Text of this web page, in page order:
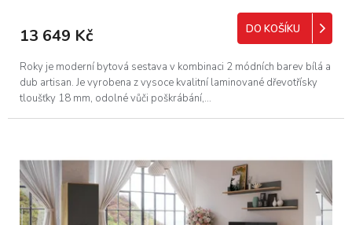
M
A
13 649 Kč DO KOŠÍKU
Roky je moderní bytová sestava v kombinaci 2 módních barev bílá a
dub artisan. Je vyrobena z vysoce kvalitní laminované dřevotřísky
tloušťky 18 mm, odolné vůči poškrábání,...